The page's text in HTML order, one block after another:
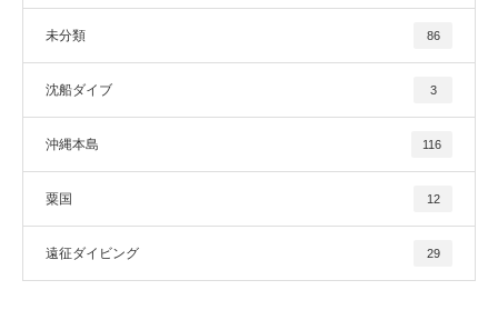
未分類 86
沈船ダイブ 3
沖縄本島 116
粟国 12
遠征ダイビング 29